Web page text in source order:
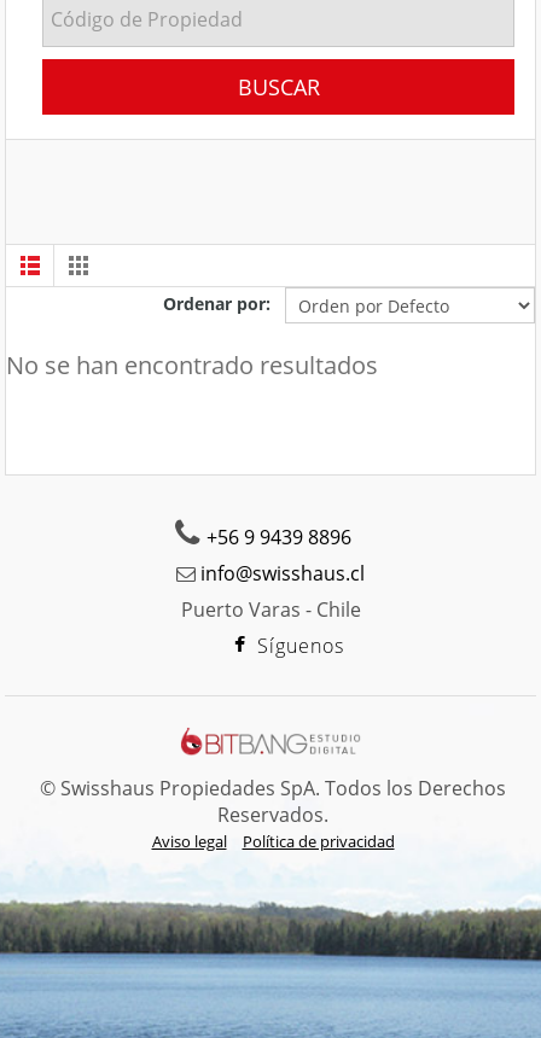
Ordenar por:
No se han encontrado resultados
info@swisshaus.cl
+56 9 9439 8896
Puerto Varas - Chile
Síguenos
© Swisshaus Propiedades SpA. Todos los Derechos
Reservados.
Aviso legal Política de privacidad